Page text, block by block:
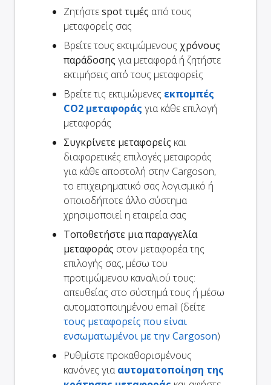
Ζητήστεspot τιμές από τους
μεταφορείς σας
Βρείτε τους εκτιμώμενους χρόνους
παράδοσης για μεταφορά ή ζητήστε
εκτιμήσεις από τους μεταφορείς
Βρείτε τις εκτιμώμενες εκπομπές
CO2 μεταφοράς για κάθε επιλογή
μεταφοράς
Συγκρίνετε μεταφορείς και
διαφορετικές επιλογές μεταφοράς
για κάθε αποστολή στην Cargoson,
το επιχειρηματικό σας λογισμικό ή
οποιοδήποτε άλλο σύστημα
χρησιμοποιεί η εταιρεία σας
Τοποθετήστε μια παραγγελία
μεταφοράς στον μεταφορέα της
επιλογής σας, μέσω του
προτιμώμενου καναλιού τους:
απευθείας στο σύστημά τους ή μέσω
αυτοματοποιημένου email (δείτε
τους μεταφορείς που είναι
ενσωματωμένοι με την Cargoson)
Ρυθμίστε προκαθορισμένους
κανόνες γιααυτοματοποίηση της